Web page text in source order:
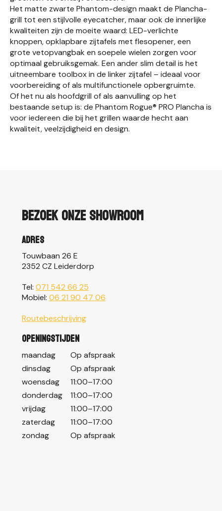
Het matte zwarte Phantom-design maakt de Plancha-
grill tot een stijlvolle eyecatcher, maar ook de innerlijke
kwaliteiten zijn de moeite waard: LED-verlichte
knoppen, opklapbare zijtafels met flesopener, een
grote vetopvangbak en soepele wielen zorgen voor
optimaal gebruiksgemak. Een ander slim detail is het
uitneembare toolbox in de linker zijtafel – ideaal voor
voorbereiding of als multifunctionele opbergruimte.
Of het nu als hoofdgrill of als aanvulling op het
bestaande setup is: de Phantom Rogue® PRO Plancha is
voor iedereen die bij het grillen waarde hecht aan
kwaliteit, veelzijdigheid en design.
Bezoek onze showroom
Adres
Touwbaan 26 E
2352 CZ Leiderdorp
Tel: 071 542 66 25
Mobiel: 06 21 90 47 06
Routebeschrijving
Openingstijden
maandag
Op afspraak
dinsdag
Op afspraak
woensdag
11:00–17:00
donderdag
11:00–17:00
vrijdag
11:00–17:00
zaterdag
11:00–17:00
zondag
Op afspraak